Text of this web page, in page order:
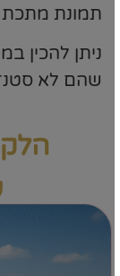
תמונת
ניתן להכין
שהם לא